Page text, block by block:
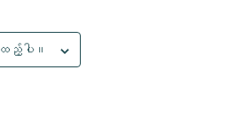
ည့်ပါ။